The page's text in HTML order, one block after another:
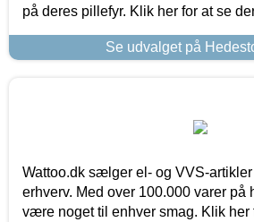
på deres pillefyr. Klik her for at se
Se udvalget på
Wattoo.dk sælger el- og VVS-
erhverv. Med over 100.000 varer på
være noget til enhver smag. Klik her